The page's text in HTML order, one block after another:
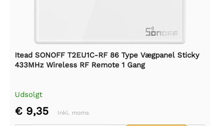
Itead SONOFF T2EU1C-RF 86 Type Vægpanel Sticky
433MHz Wireless RF Remote 1 Gang
Udsolgt
€ 9,35 Inkl. moms